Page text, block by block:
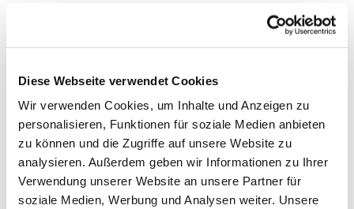
Diese Webseite verwendet Cookies
Wir verwenden Cookies, um Inhalte und Anzeigen zu
personalisieren, Funktionen für soziale Medien anbieten
zu können und die Zugriffe auf unsere Website zu
analysieren. Außerdem geben wir Informationen zu Ihrer
Verwendung unserer Website an unsere Partner für
soziale Medien, Werbung und Analysen weiter. Unsere